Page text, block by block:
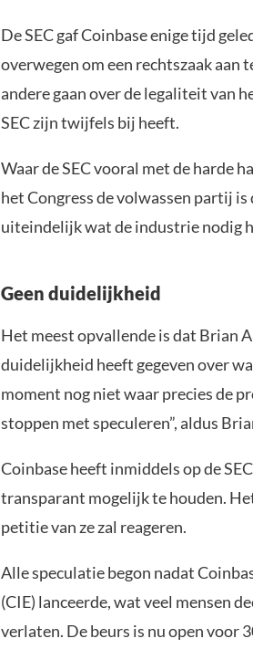
De SEC gaf Coinbase enige tijd
overwegen om een rechtszaak aan
andere gaan over de legaliteit van
SEC zijn twijfels bij heeft.
Waar de SEC vooral met de harde
het Congress de volwassen partij
uiteindelijk wat de industrie nodig
Geen duidelijkheid
Het meest opvallende is dat Brian
duidelijkheid heeft gegeven over
moment nog niet waar precies de
stoppen met speculeren”, aldus
Coinbase heeft inmiddels op de
transparant mogelijk te houden.
petitie van ze zal reageren.
Alle speculatie begon nadat
(CIE) lanceerde, wat veel mensen
verlaten. De beurs is nu open voor